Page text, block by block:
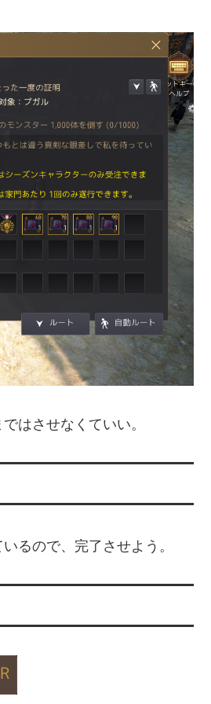
はさせなくていい。
るので、完了させよう。